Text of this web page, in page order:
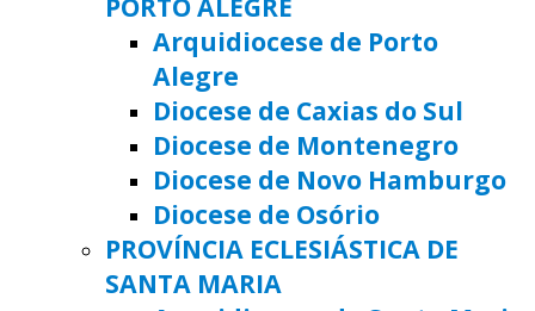
PORTO ALEGRE
Arquidiocese de Porto
Alegre
Diocese de Caxias do Sul
Diocese de Montenegro
Diocese de Novo Hamburgo
Diocese de Osório
PROVÍNCIA ECLESIÁSTICA DE
SANTA MARIA